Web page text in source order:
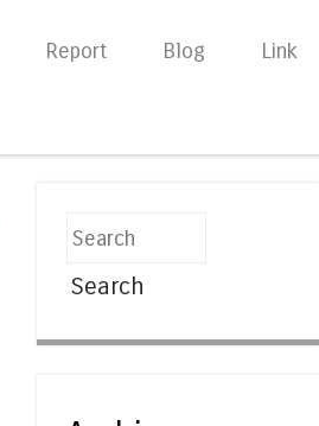
Report Blog Link
Search